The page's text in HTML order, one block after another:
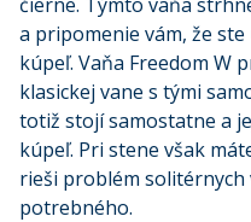
a pripomenie vám, že
kúpeľ. Vaňa Freedom W
klasickej vane s tými
totiž stojí samostatne a
kúpeľ. Pri stene však
rieši problém solitérnych
potrebného.